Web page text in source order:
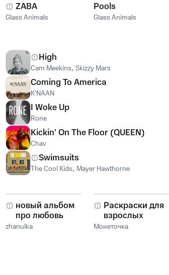
ZABA
Glass Animals
Pools
Glass Animals
High
Cam Meekins, Skizzy Mars
Coming To America
K'NAAN
I Woke Up
Rone
Kickin' On The Floor (QUEEN)
Chav
Swimsuits
The Cool Kids, Mayer Hawthorne
новый альбом
про любовь
zhanulka
Раскраски для
взрослых
Монеточка